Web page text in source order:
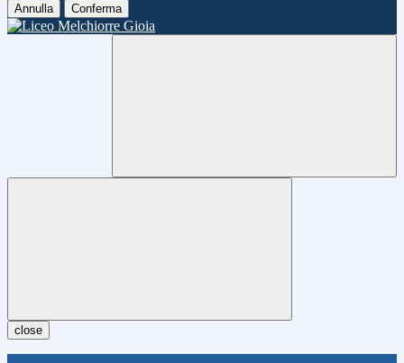
Annulla Conferma
close